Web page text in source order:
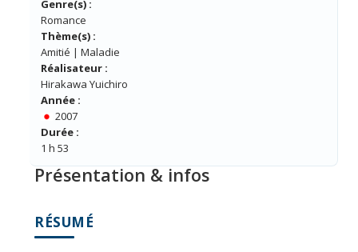
Genre(s) :
Romance
Thème(s) :
Amitié | Maladie
Réalisateur :
Hirakawa Yuichiro
Année :
2007
Durée :
1 h 53
Présentation & infos
RÉSUMÉ